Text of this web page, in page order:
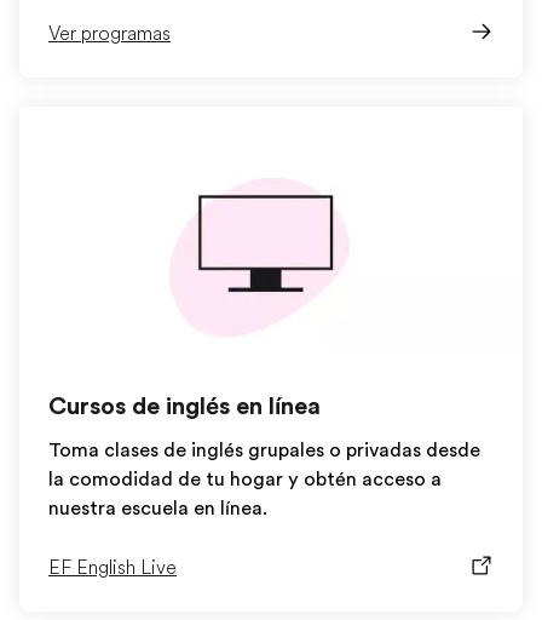
Ver programas
Cursos de inglés en línea
Toma clases de inglés grupales o privadas desde
la comodidad de tu hogar y obtén acceso a
nuestra escuela en línea.
EF English Live